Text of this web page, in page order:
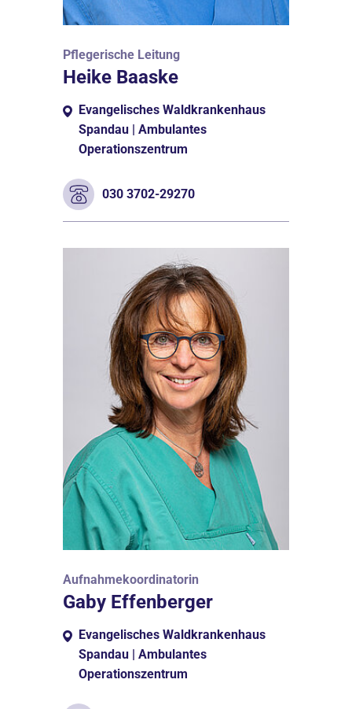
Pflegerische Leitung
Heike Baaske
Evangelisches Waldkrankenhaus
Spandau | Ambulantes
Operationszentrum
030 3702-29270
Aufnahmekoordinatorin
Gaby Effenberger
Evangelisches Waldkrankenhaus
Spandau | Ambulantes
Operationszentrum